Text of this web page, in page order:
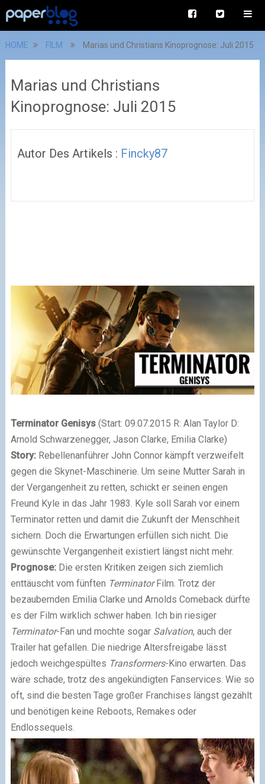
HOME FILM Marias und Christians Kinoprognose: Juli 2015
Marias und Christians
Kinoprognose: Juli 2015
Autor Des Artikels : Fincky87
Terminator Genisys (Start: 09.07.2015 R: Alan Taylor D:
Arnold Schwarzenegger, Jason Clarke, Emilia Clarke)
Story:Rebellenanführer John Connor kämpft verzweifelt
gegen die Skynet-Maschinerie. Um seine Mutter Sarah in
der Vergangenheit zu retten, schickt er seinen engen
Freund Kyle in das Jahr 1983. Kyle soll Sarah vor einem
Terminator retten und damit die Zukunft der Menschheit
sichern. Doch die Erwartungen erfüllen sich nicht. Die
gewünschte Vergangenheit existiert längst nicht mehr.
Prognose:Die ersten Kritiken zeigen sich ziemlich
enttäuscht vom fünften TerminatorFilm. Trotz der
bezaubernden Emilia Clarke und Arnolds Comeback dürfte
es der Film wirklich schwer haben. Ich bin riesiger
Terminator-Fan und mochte sogar Salvation, auch der
Trailer hat gefallen. Die niedrige Altersfreigabe lässt
jedoch weichgespültes Transformers-Kino erwarten. Das
wäre schade, trotz des angekündigten Fanservices. Wie so
oft, sind die besten Tage großer Franchises längst gezählt
und benötigen keine Reboots, Remakes oder
Endlossequels.